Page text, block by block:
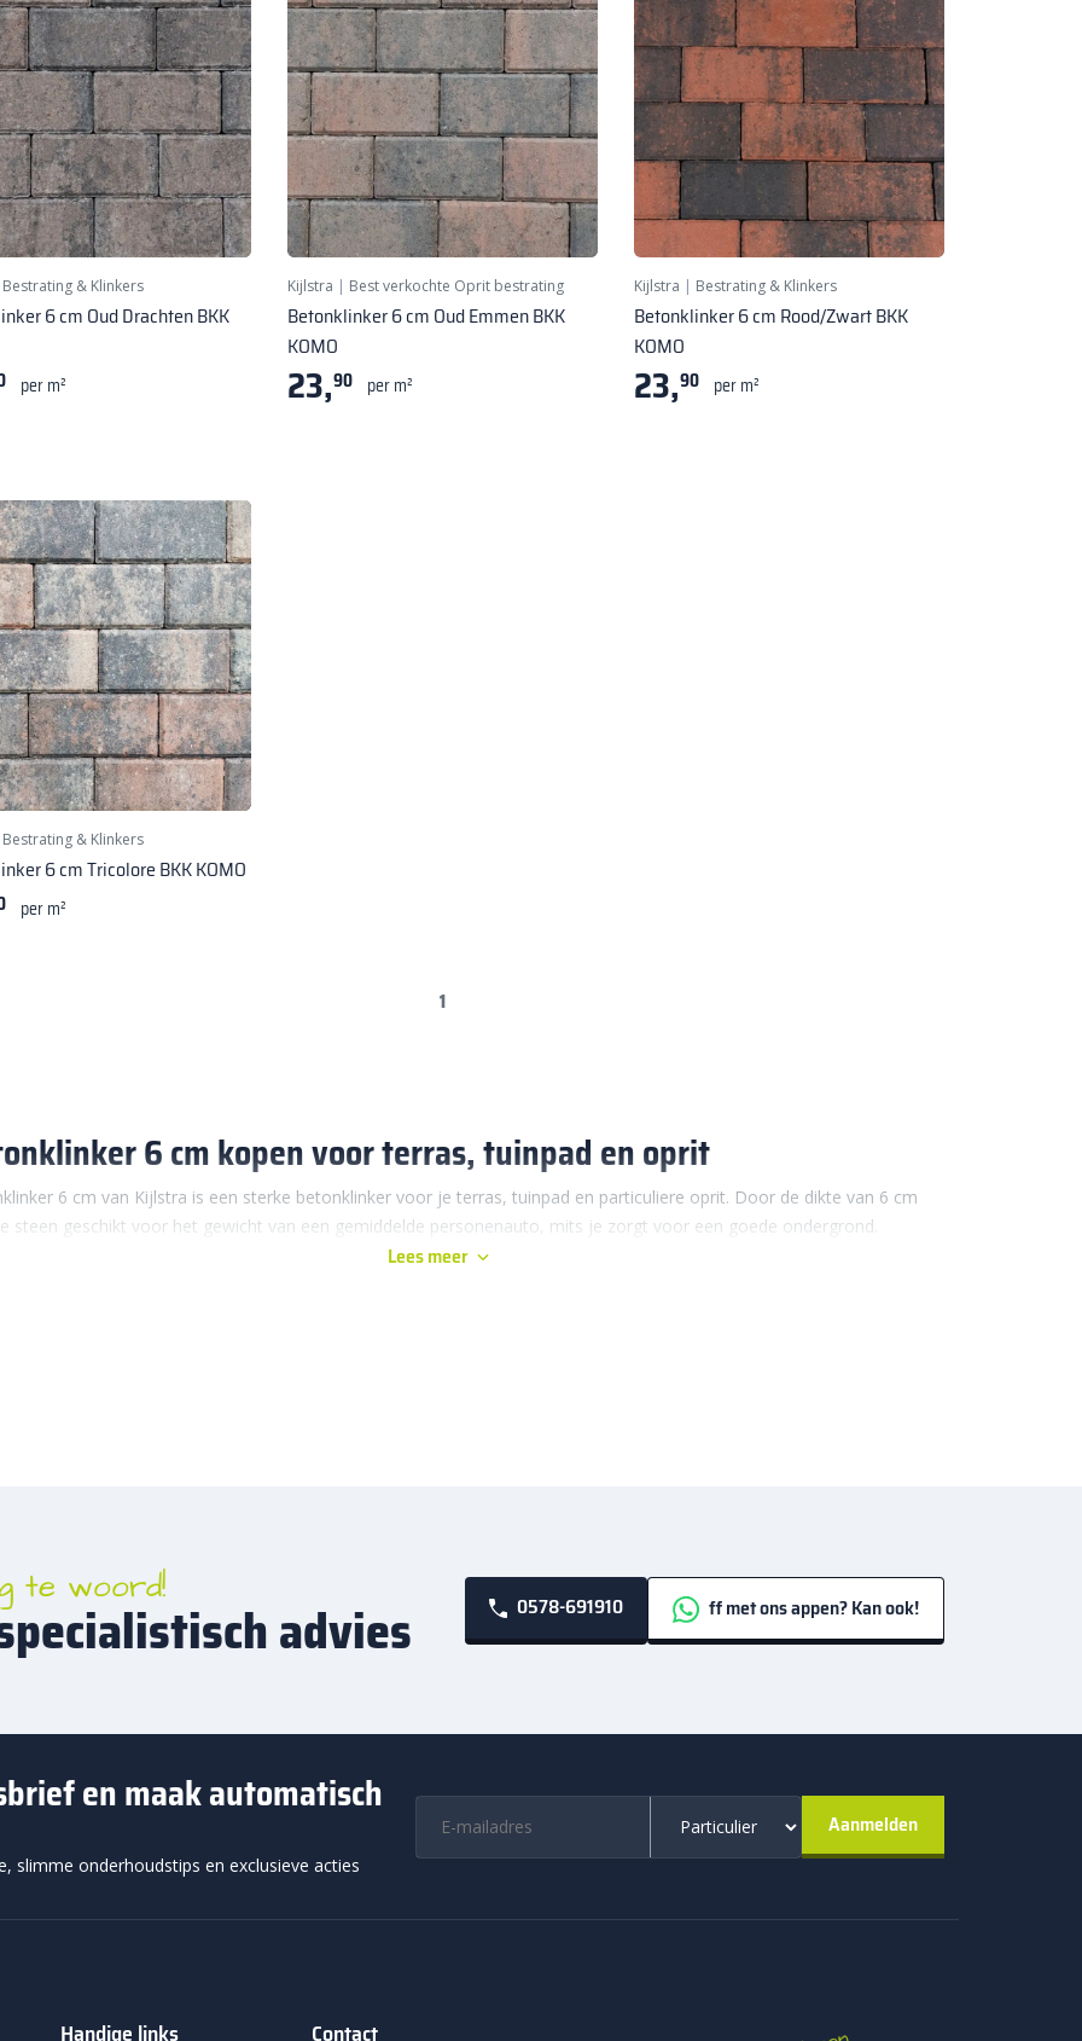
Bestrating & Klinkers
6 cm Oud Drachten BKK
per m²
Kijlstra | Best verkochte Oprit bestrating
Betonklinker 6 cm Oud Emmen BKK
KOMO
23,90 per m²
Kijlstra | Bestrating & Klinkers
Betonklinker 6 cm Rood/Zwart BKK
KOMO
23,90 per m²
Bestrating & Klinkers
6 cm Tricolore BKK KOMO
per m²
1
6 cm kopen voor terras, tuinpad en oprit
6 cm van Kijlstra is een sterke betonklinker voor je terras, tuinpad en particuliere oprit. Door de dikte van 6 cm
steen geschikt voor het gewicht van een gemiddelde personenauto, mits je zorgt voor een goede ondergrond.
6 cm is populair omdat deze steen sterk genoeg is voor veel opritten en tegelijk mooi werkt in de tuin. Je krijgt
klinker die betaalbaar, veelzijdig en makkelijk te verwerken is.
Denk aan een verdicht zandbed, voldoende afschot en sterke randen. Met passendeopsluitbandenvoorkom je
voordeel is het handzame formaat. Betonklinkers zijn goed te leggen in verschillende verbanden, zoals
elleboogverband en visgraatverband. Voor tuinpaden wordt vaak halfsteensverband gekozen omdat dit
Voor opritten is elleboogverband of visgraatverband vaak sterker, omdat de belasting van banden beter over het
en stevig aanvoelt.
is de voordelige keuze voor een simpele, sterke basis. Beton met deklaag is beter wanneer je bestrating
Lees meer
te woord!
advies 0578-691910 ff met ons appen? Kan ook!
en maak automatisch
slimme onderhoudstips en exclusieve acties
Handige links Contact